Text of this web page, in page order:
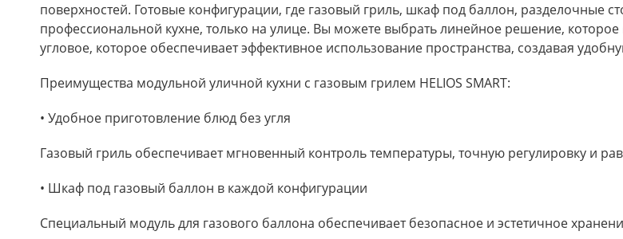
поверхностей. Готовые конфигурации, где газовый гриль, шкаф под баллон, разделочные
профессиональной кухне, только на улице. Вы можете выбрать линейное решение,
угловое, которое обеспечивает эффективное использование пространства, создавая
Преимущества модульной уличной кухни с газовым грилем HELIOS SMART:
• Удобное приготовление блюд без угля
Газовый гриль обеспечивает мгновенный контроль температуры, точную регулировку и
• Шкаф под газовый баллон в каждой конфигурации
Специальный модуль для газового баллона обеспечивает безопасное и эстетичное